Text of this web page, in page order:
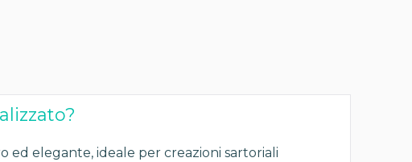
ed elegante, ideale per creazioni sartoriali